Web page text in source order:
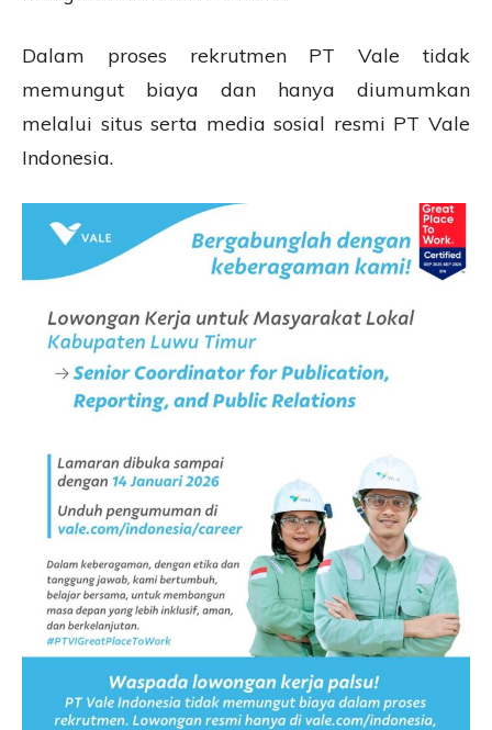
Dalam proses rekrutmen PT Vale tidak
memungut biaya dan hanya diumumkan
melalui situs serta media sosial resmi PT Vale
Indonesia.